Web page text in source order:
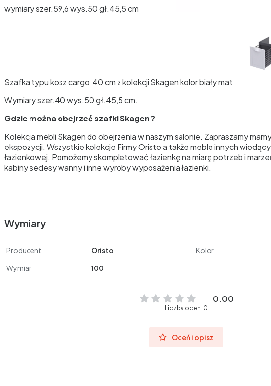
wymiary szer.59,6 wys.50 gł.45,5 cm
Szafka typu kosz cargo 40 cm z kolekcji Skagen kolor biały mat
Wymiary szer.40 wys.50 gł.45,5 cm.
Gdzie można obejrzeć szafki Skagen ?
Kolekcja mebli Skagen do obejrzenia w naszym salonie. Zapraszamy
ekspozycji. Wszystkie kolekcje Firmy Oristo a także meble innych
łazienkowej. Pomożemy skompletować łazienkę na miarę potrzeb i
kabiny sedesy wanny i inne wyroby wyposażenia łazienki.
Wymiary
Producent Oristo Kolor
Wymiar
100
0.00
Liczba ocen: 0
Oceń i opisz